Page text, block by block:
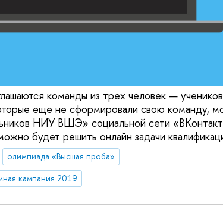
команды из трех человек —
еще не сформировали свою команду,
НИУ ВШЭ» социальной сети
будет решить онлайн задачи
олимпиада «Высшая проба»
кампания 2019